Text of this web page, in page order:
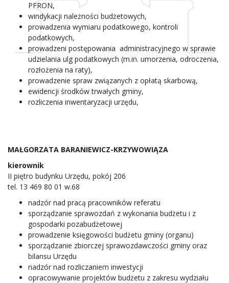
PFRON,
windykacji należności budżetowych,
prowadzenia wymiaru podatkowego, kontroli
podatkowych,
prowadzeni postępowania administracyjnego w sprawie
udzielania ulg podatkowych (m.in. umorzenia, odroczenia,
rozłożenia na raty),
prowadzenie spraw związanych z opłatą skarbową,
ewidencji środków trwałych gminy,
rozliczenia inwentaryzacji urzędu,
MAŁGORZATA BARANIEWICZ-KRZYWOWIĄZA
kierownik
II piętro budynku Urzędu, pokój 206
tel. 13 469 80 01 w.68
nadzór nad pracą pracowników referatu
sporządzanie sprawozdań z wykonania budżetu i z
gospodarki pozabudżetowej
prowadzenie księgowości budżetu gminy (organu)
sporządzanie zbiorczej sprawozdawczości gminy oraz
bilansu Urzędu
nadzór nad rozliczaniem inwestycji
opracowywanie projektów budżetu z zakresu wydziału